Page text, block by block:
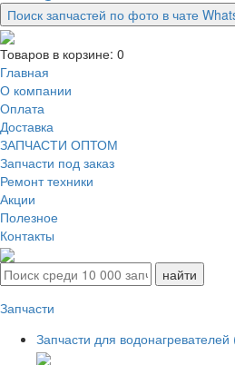
Поиск запчастей по фото в чате
Товаров в корзине: 0
Главная
О компании
Оплата
Доставка
ЗАПЧАСТИ ОПТОМ
Запчасти под заказ
Ремонт техники
Акции
Полезное
Контакты
Запчасти
Запчасти для